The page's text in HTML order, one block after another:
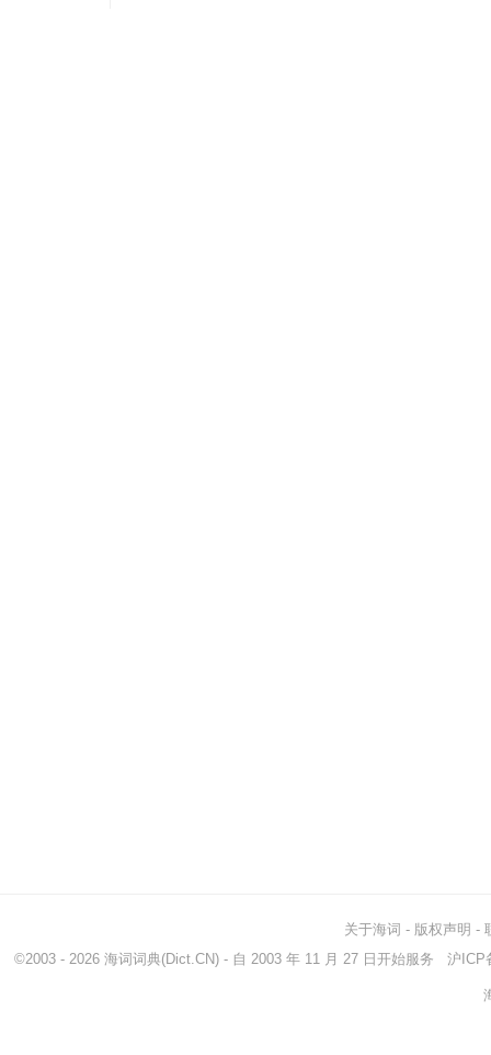
关于海词 - 版权声明 -
©2003 - 2026 海词词典(Dict.CN) - 自 2003 年 11 月 27 日开始服务 沪ICP